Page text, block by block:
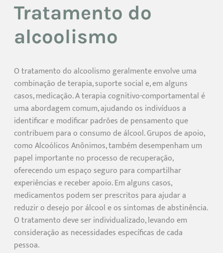
Tratamento do
alcoolismo
O tratamento do alcoolismo geralmente envolve uma
combinação de terapia, suporte social e, em alguns
casos, medicação. A terapia cognitivo-comportamental é
uma abordagem comum, ajudando os indivíduos a
identificar e modificar padrões de pensamento que
contribuem para o consumo de álcool. Grupos de apoio,
como Alcoólicos Anônimos, também desempenham um
papel importante no processo de recuperação,
oferecendo um espaço seguro para compartilhar
experiências e receber apoio. Em alguns casos,
medicamentos podem ser prescritos para ajudar a
reduzir o desejo por álcool e os sintomas de abstinência.
O tratamento deve ser individualizado, levando em
consideração as necessidades específicas de cada
pessoa.